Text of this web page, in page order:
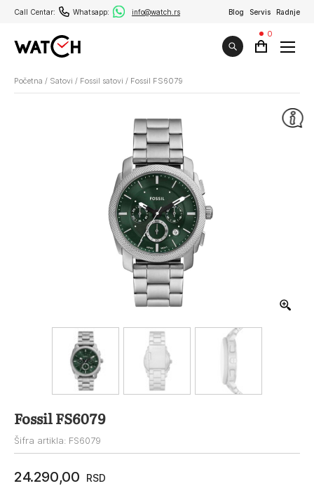
Call Centar: Whatsapp: info@watch.rs Blog Servis Radnje
0
Početna / Satovi / Fossil satovi / Fossil FS6079
Fossil FS6079
Šifra artikla: FS6079
24.290,00 RSD